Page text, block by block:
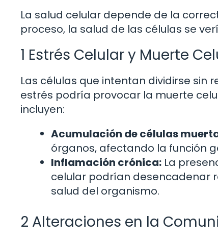
La salud celular depende de la
proceso, la salud de las células se
1 Estrés Celular y Muerte
Las células que intentan dividirse sin
estrés podría provocar la muerte
incluyen:
Acumulación de células
órganos, afectando la función
Inflamación crónica: La
celular podrían desencadenar
salud del organismo.
2 Alteraciones en la